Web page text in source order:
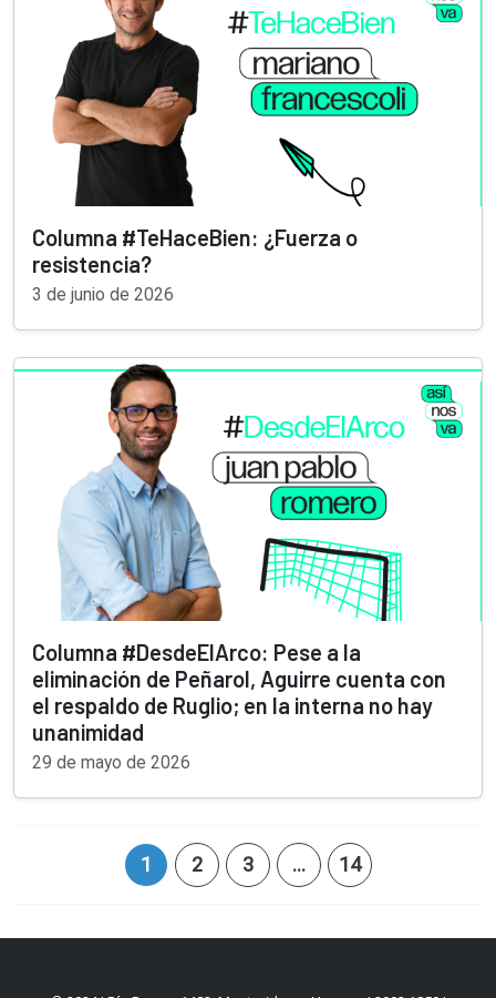
Columna #TeHaceBien: ¿Fuerza o
resistencia?
3 de junio de 2026
Columna #DesdeElArco: Pese a la
eliminación de Peñarol, Aguirre cuenta con
el respaldo de Ruglio; en la interna no hay
unanimidad
29 de mayo de 2026
1 2 3 … 14